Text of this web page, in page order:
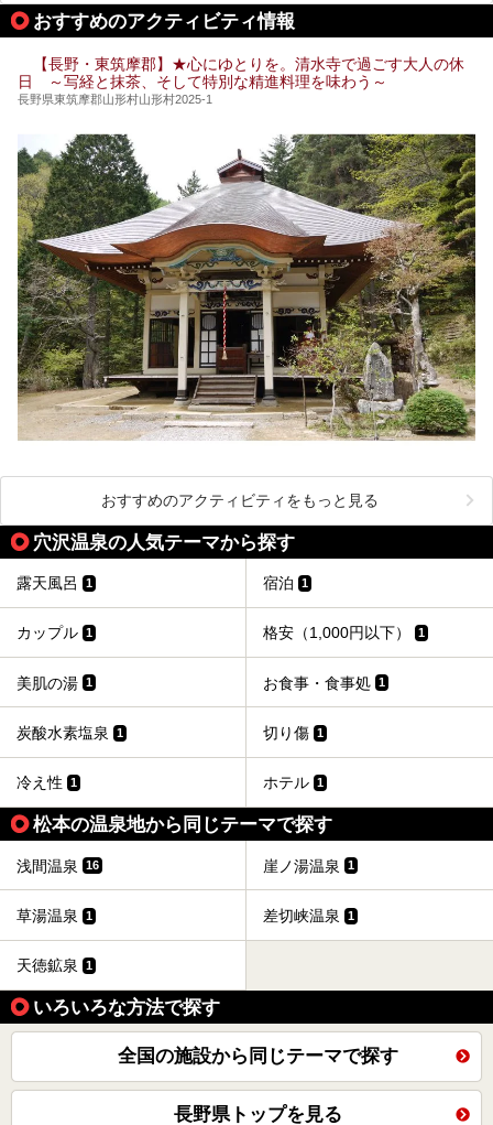
極上のお湯に浸り上質なお料理に舌鼓、特別な日に泊まりた
い湯田中温泉「松籟荘」を、実際に宿泊した目線で紹介しま
おすすめのアクティビティ情報
【長野・東筑摩郡】★心にゆとりを。清水寺で過ごす大人の休
日 ～写経と抹茶、そして特別な精進料理を味わう～
長野県東筑摩郡山形村山形村2025-1
おすすめのアクティビティをもっと見る
穴沢温泉の人気テーマから探す
露天風呂 1 宿泊 1
カップル 1 格安（1,000円以下） 1
美肌の湯 1 お食事・食事処 1
炭酸水素塩泉 1 切り傷 1
冷え性 1 ホテル 1
松本の温泉地から同じテーマで探す
浅間温泉 16 崖ノ湯温泉 1
草湯温泉 1 差切峡温泉 1
天徳鉱泉 1
いろいろな方法で探す
全国の施設から同じテーマで探す
長野県トップを見る